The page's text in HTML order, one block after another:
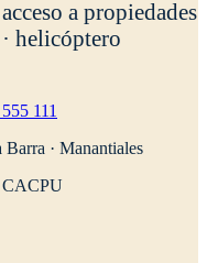
a propiedades
helicóptero
111
· Manantiales
CACPU